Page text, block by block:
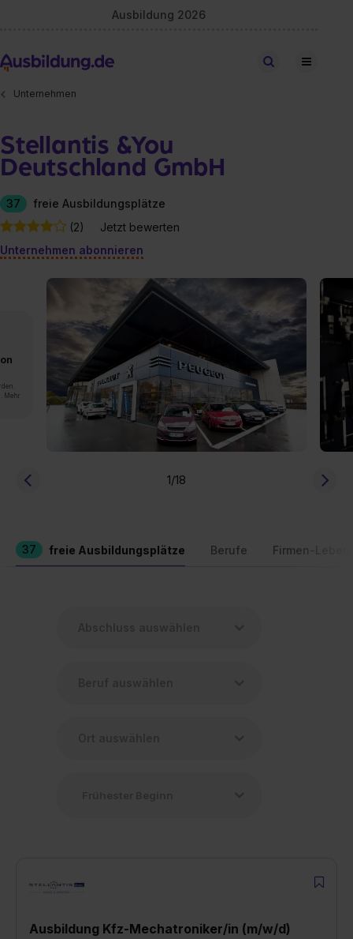
Ausbildung 2026
Stellen finden
Unternehmen
Stellantis &You
Deutschland GmbH
37
freie Ausbildungsplätze
(2)
Jetzt bewerten
Unternehmen abonnieren
Mehr
1/18
37 freie Ausbildungsplätze Berufe Firmen-
Ausbildung Kfz-Mechatroniker/in (m/w/d)